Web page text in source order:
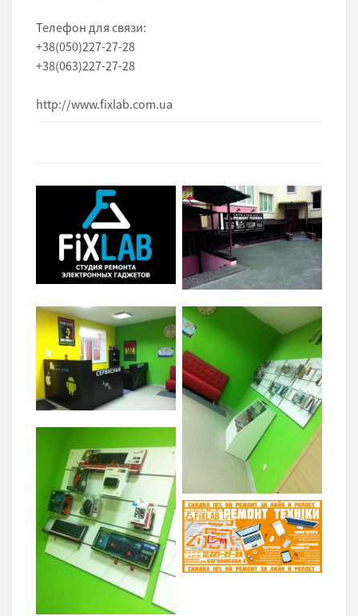
Телефон для связи:
+38(050)227-27-28
+38(063)227-27-28
http://www.fixlab.com.ua